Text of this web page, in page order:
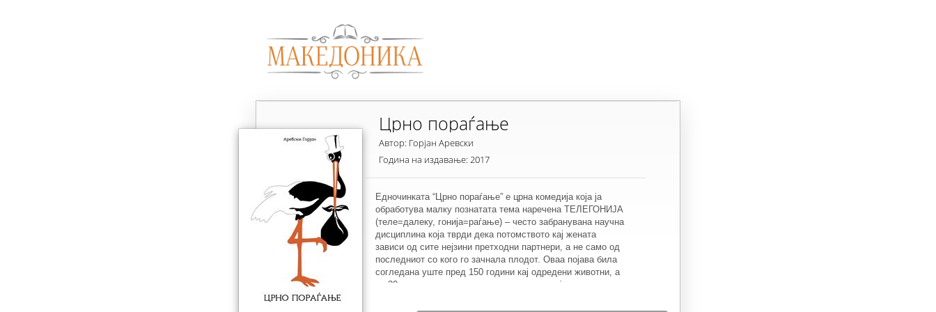
Црно пораѓање
Автор: Горјан Аревски
Година на издавање: 2017
Едночинката “Црно пораѓање” е црна комедија која ја
обработува малку познатата тема наречена ТЕЛЕГОНИЈА
(теле=далеку, гонија=раѓање) – често забранувана научна
дисциплина која тврди дека потомството кај жената
зависи од сите нејзини претходни партнери, а не само од
последниот со кого го зачнала плодот. Оваа појава била
согледана уште пред 150 години кај одредени животни, а
во 20 век има примери во кои што телегонијата е
ја напише драмата. Поточно фактот дека детето може да